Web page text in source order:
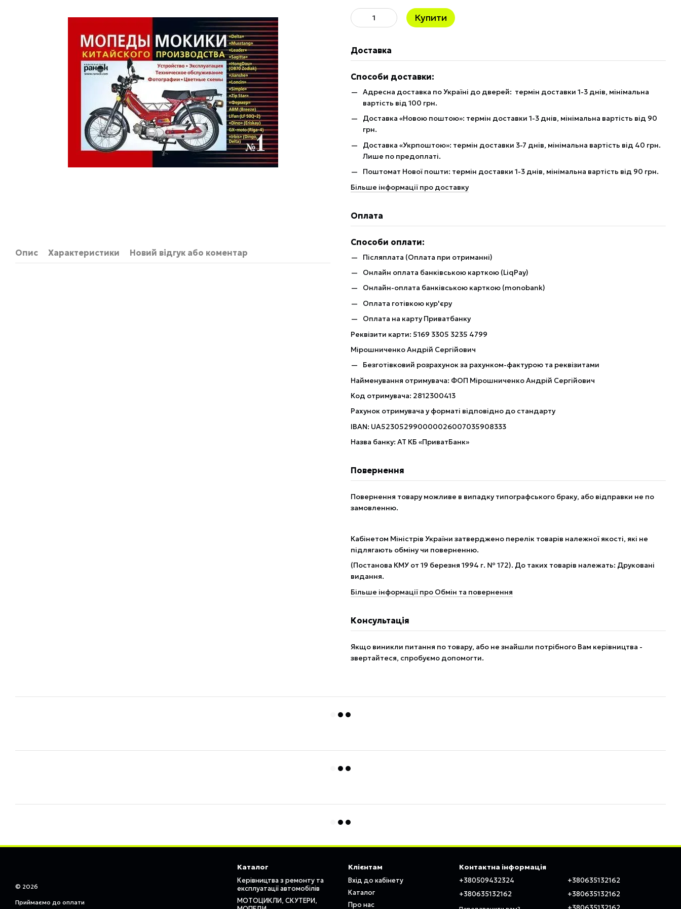
Опис Характеристики Новий відгук або коментар
Купити
Доставка
Способи доставки:
Адресна доставка по Україні до дверей: термін доставки 1-3 днів, мінімальна
вартість від 100 грн.
Доставка «Новою поштою»: термін доставки 1-3 днів, мінімальна вартість від 90
грн.
Доставка «Укрпоштою»: термін доставки 3-7 днів, мінімальна вартість від 40 грн.
Лише по предоплаті.
Поштомат Нової пошти: термін доставки 1-3 днів, мінімальна вартість від 90 грн.
Більше інформації про доставку
Оплата
Способи оплати:
Післяплата (Оплата при отриманні)
Онлайн оплата банківською карткою (LiqPay)
Онлайн-оплата банківською карткою (monobank)
Оплата готівкою кур'єру
Оплата на карту Приватбанку
Реквізити карти: 5169 3305 3235 4799
Мірошниченко Андрій Сергійович
Безготівковий розрахунок за рахунком-фактурою та реквізитами
Найменування отримувача: ФОП Мірошниченко Андрій Сергійович
Код отримувача: 2812300413
Рахунок отримувача у форматі відповідно до стандарту
IBAN: UA523052990000026007035908333
Назва банку: АТ КБ «ПриватБанк»
Повернення
Повернення товару можливе в випадку типографського браку, або відправки не по
замовленню.
Кабінетом Міністрів України затверджено перелік товарів належної якості, які не
підлягають обміну чи поверненню.
(Постанова КМУ от 19 березня 1994 г. № 172). До таких товарів належать: Друковані
видання.
Більше інформації про Обмін та повернення
Консультація
Якщо виникли питання по товару, або не знайшли потрібного Вам керівництва -
звертайтеся, спробуємо допомогти.
© 2026
Приймаємо до оплати
Каталог
Керівництва з ремонту та
експлуатації автомобілів
МОТОЦИКЛИ, СКУТЕРИ,
Клієнтам
Вхід до кабінету
Каталог
Про нас
Контактна інформація
+380509432324
+380635132162
+380635132162
+380635132162